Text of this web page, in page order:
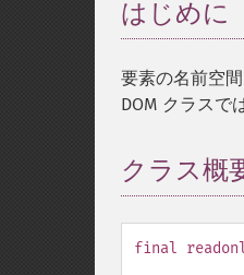
はじめに
要素の名前空
DOM クラスで
クラス概
final